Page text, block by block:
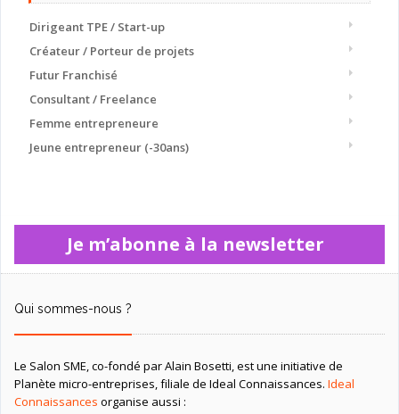
Dirigeant TPE / Start-up
Créateur / Porteur de projets
Futur Franchisé
Consultant / Freelance
Femme entrepreneure
Jeune entrepreneur (-30ans)
Je m’abonne à la newsletter
Qui sommes-nous ?
Le Salon SME, co-fondé par Alain Bosetti, est une initiative de
Planète micro-entreprises, filiale de Ideal Connaissances. Ideal
Connaissances organise aussi :